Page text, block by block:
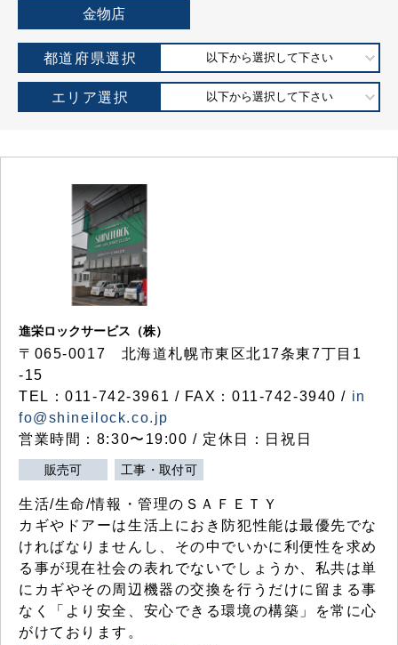
金物店
都道府県選択 以下から選択して下さい
エリア選択 以下から選択して下さい
進栄ロックサービス（株）
〒065-0017 北海道札幌市東区北17条東7丁目1
-15
TEL：011-742-3961 / FAX：011-742-3940 / in
fo@shineilock.co.jp
営業時間：8:30〜19:00 / 定休日：日祝日
販売可 工事・取付可
生活/生命/情報・管理のＳＡＦＥＴＹ
カギやドアーは生活上におき防犯性能は最優先でな
ければなりませんし、その中でいかに利便性を求め
る事が現在社会の表れでないでしょうか、私共は単
にカギやその周辺機器の交換を行うだけに留まる事
なく「より安全、安心できる環境の構築」を常に心
がけております。